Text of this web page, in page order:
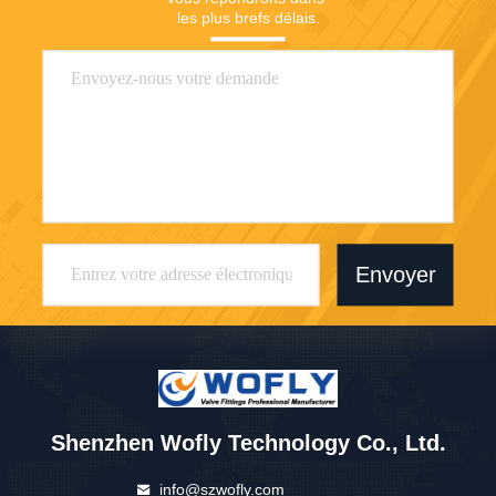
les plus brefs délais.
Envoyer
Shenzhen Wofly Technology Co., Ltd.
info@szwofly.com